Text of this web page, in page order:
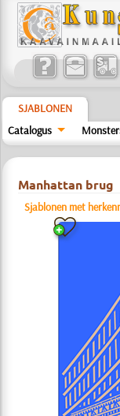
SJABLONEN
Catalogus
Manhattan brug
Sjablonen met